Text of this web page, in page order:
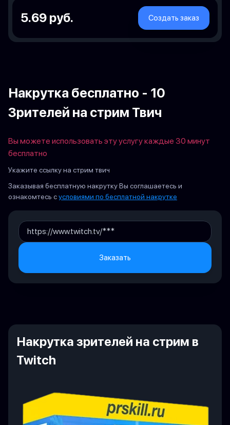
5.69 руб. Создать заказ
Накрутка бесплатно - 10
Зрителей на стрим Твич
Вы можете использовать эту услугу каждые 30 минут
бесплатно
Укажите ссылку на стрим твич
Заказывая бесплатную накрутку Вы соглашаетесь и
ознакомтесь сусловиями по бесплатной накрутке
Заказать
Накрутка зрителей на стрим в
Twitch